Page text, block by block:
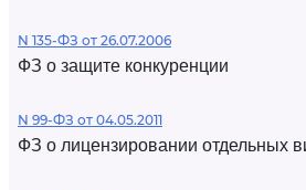
N 135-ФЗ от 26.07.2006
ФЗ о защите конкуренции
N 99-ФЗ от 04.05.2011
ФЗ о лицензировании отдельных